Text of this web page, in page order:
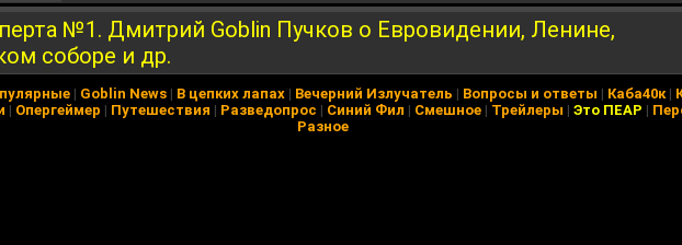
№1. Дмитрий Goblin Пучков о Евровидении, Ленине,
соборе и др.
| Goblin News | В цепких лапах | Вечерний Излучатель | Вопросы и ответы | Каба40к|
| Опергеймер | Путешествия | Разведопрос | Синий Фил | Смешное | Трейлеры | Это ПЕАР |
Разное